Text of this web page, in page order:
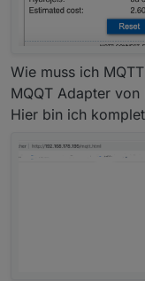
Kannst
weitere
LG
emblitz
Wie muss ich
MQQT Adapter
Hier bin ich